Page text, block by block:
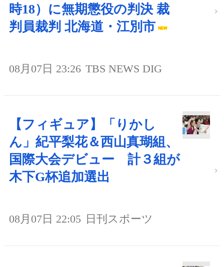
時18）に無期懲役の判決 裁
判員裁判 北海道・江別市
08月07日 23:26 TBS NEWS DIG
【フィギュア】「りかし
ん」紀平梨花＆西山真瑚組、
国際大会デビュー 計３組が
木下G杯追加選出
08月07日 22:05 日刊スポーツ